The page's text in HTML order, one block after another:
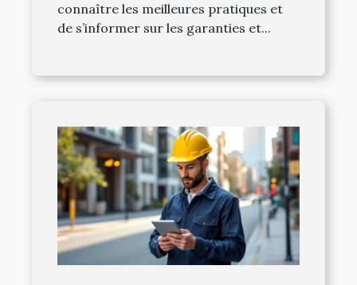
connaître les meilleures pratiques et
de s’informer sur les garanties et...